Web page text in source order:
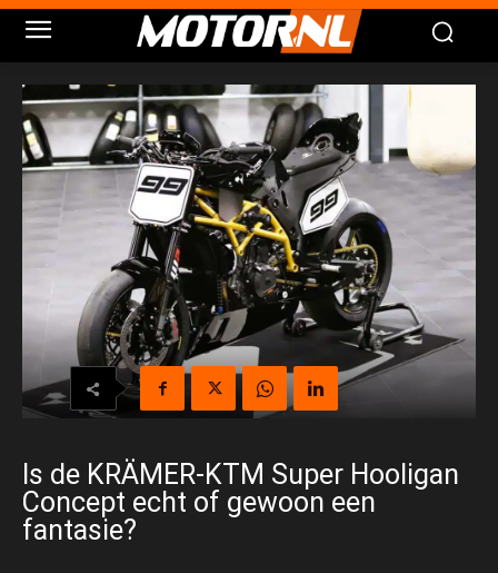
Is de KRÄMER-KTM Super Hooligan
Concept echt of gewoon een
fantasie?